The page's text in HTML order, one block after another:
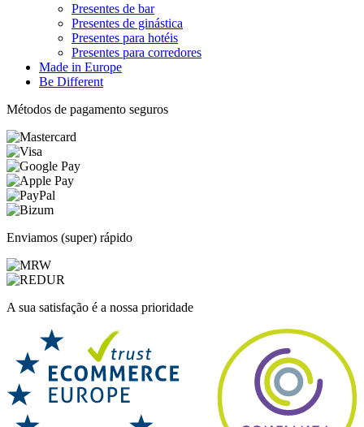
Presentes de bar
Presentes de ginástica
Presentes para hotéis
Presentes para corredores
Made in Europe
Be Different
Métodos de pagamento seguros
Enviamos (super) rápido
A sua satisfação é a nossa prioridade